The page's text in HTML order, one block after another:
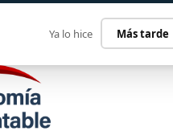
Ya lo hice Más tarde